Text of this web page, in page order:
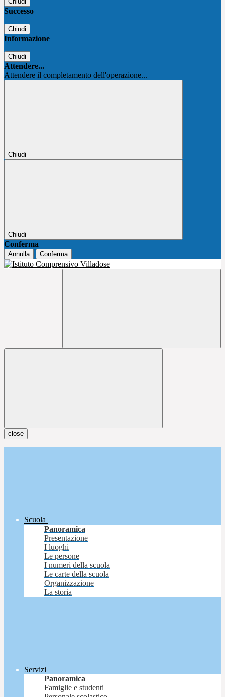
Successo
Chiudi
Informazione
Chiudi
Attendere...
Attendere il completamento dell'operazione...
Chiudi
Chiudi
Conferma
Annulla Conferma
close
Scuola
Panoramica
Presentazione
I luoghi
Le persone
I numeri della scuola
Le carte della scuola
Organizzazione
La storia
Servizi
Panoramica
Famiglie e studenti